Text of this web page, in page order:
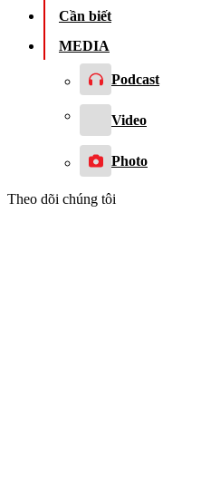
Cần biết
MEDIA
Podcast
Video
Photo
Theo dõi chúng tôi